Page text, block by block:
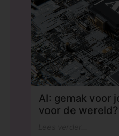
AI: gemak voor
voor de wereld?